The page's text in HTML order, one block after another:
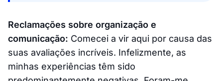
Reclamações sobre organização e
comunicação: Comecei a vir aqui por causa das
suas avaliações incríveis. Infelizmente, as
minhas experiências têm sido